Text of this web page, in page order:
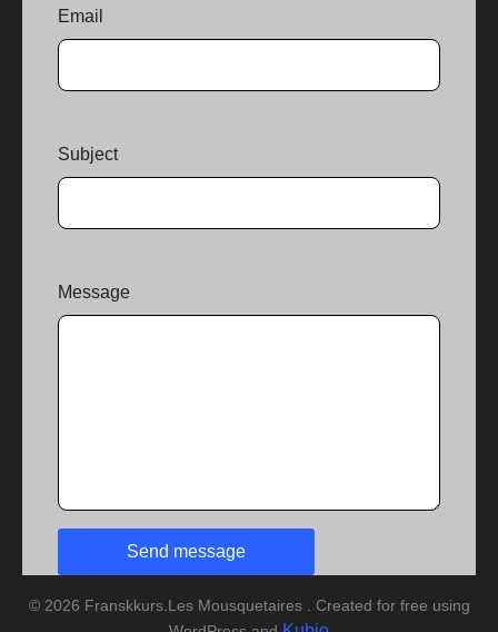
Email
Subject
Message
© 2026 Franskkurs.Les Mousquetaires . Created for free using